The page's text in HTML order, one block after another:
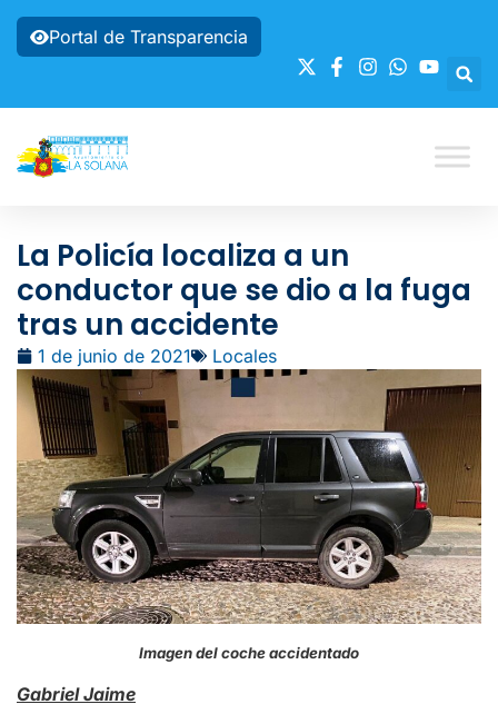
Portal de Transparencia
La Policía localiza a un
conductor que se dio a la fuga
tras un accidente
1 de junio de 2021 Locales
Imagen del coche accidentado
Gabriel Jaime